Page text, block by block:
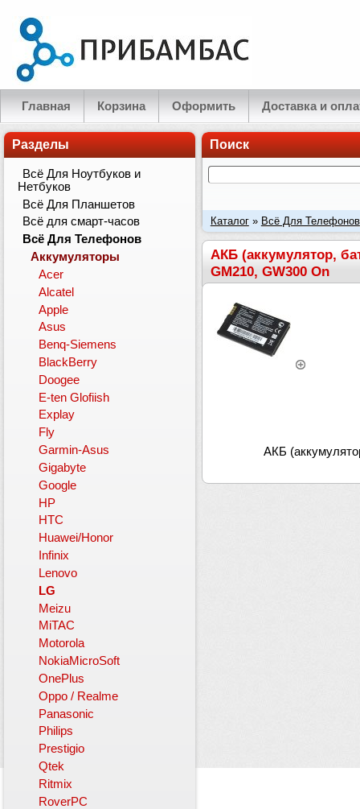
Главная Корзина Оформить Доставка и
Поиск
Каталог» Всё Для Телефонов
800mAh для LG GB250,
АКБ (аккумулятор,
GM210, GW300 On
АКБ
Разделы
Всё Для Ноутбуков и
Нетбуков
Всё Для Планшетов
Всё для смарт-часов
Всё Для Телефонов
Аккумуляторы
Acer
Alcatel
Apple
Asus
Benq-Siemens
BlackBerry
Doogee
E-ten Glofiish
Explay
Fly
Garmin-Asus
Gigabyte
Google
HP
HTC
Huawei/Honor
Infinix
Lenovo
LG
Meizu
MiTAC
Motorola
NokiaMicroSoft
OnePlus
Oppo / Realme
Panasonic
Philips
Prestigio
Qtek
Ritmix
RoverPC